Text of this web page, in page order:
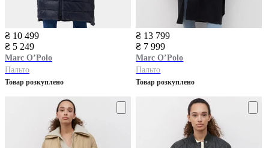
₴ 10 499
₴ 5 249
Marc O’Polo
Пальто
Товар розкуплено
₴ 13 799
₴ 7 999
Marc O’Polo
Пальто
Товар розкуплено